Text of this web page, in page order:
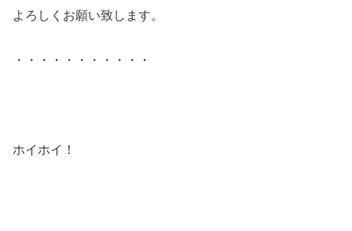
よろしくお願い致します。
・・・・・・・・・・・
ホイホイ！